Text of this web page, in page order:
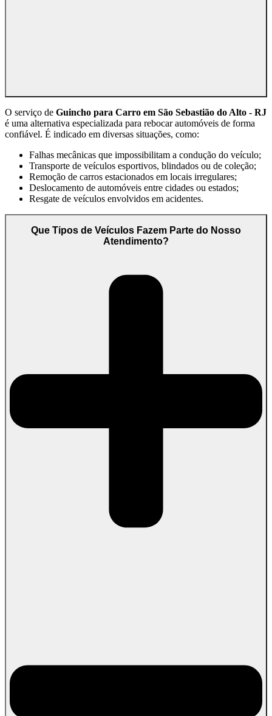
O serviço de Guincho para Carro em São Sebastião do Alto - RJ
é uma alternativa especializada para rebocar automóveis de forma
confiável. É indicado em diversas situações, como:
Falhas mecânicas que impossibilitam a condução do veículo;
Transporte de veículos esportivos, blindados ou de coleção;
Remoção de carros estacionados em locais irregulares;
Deslocamento de automóveis entre cidades ou estados;
Resgate de veículos envolvidos em acidentes.
Que Tipos de Veículos Fazem Parte do Nosso
Atendimento?